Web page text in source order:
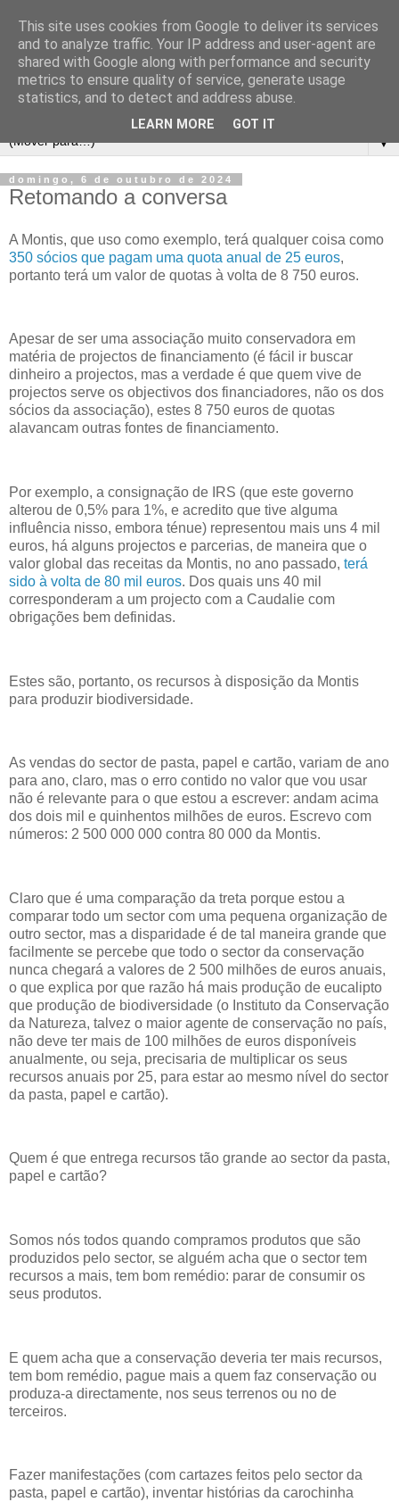
▼
domingo, 6 de outubro de 2024
Retomando a conversa
A Montis, que uso como exemplo, terá qualquer coisa como
350 sócios que pagam uma quota anual de 25 euros,
portanto terá um valor de quotas à volta de 8 750 euros.
Apesar de ser uma associação muito conservadora em
matéria de projectos de financiamento (é fácil ir buscar
dinheiro a projectos, mas a verdade é que quem vive de
projectos serve os objectivos dos financiadores, não os dos
sócios da associação), estes 8 750 euros de quotas
alavancam outras fontes de financiamento.
Por exemplo, a consignação de IRS (que este governo
alterou de 0,5% para 1%, e acredito que tive alguma
influência nisso, embora ténue) representou mais uns 4 mil
euros, há alguns projectos e parcerias, de maneira que o
valor global das receitas da Montis, no ano passado, terá
sido à volta de 80 mil euros. Dos quais uns 40 mil
corresponderam a um projecto com a Caudalie com
obrigações bem definidas.
Estes são, portanto, os recursos à disposição da Montis
para produzir biodiversidade.
As vendas do sector de pasta, papel e cartão, variam de ano
para ano, claro, mas o erro contido no valor que vou usar
não é relevante para o que estou a escrever: andam acima
dos dois mil e quinhentos milhões de euros. Escrevo com
números: 2 500 000 000 contra 80 000 da Montis.
Claro que é uma comparação da treta porque estou a
comparar todo um sector com uma pequena organização de
outro sector, mas a disparidade é de tal maneira grande que
facilmente se percebe que todo o sector da conservação
nunca chegará a valores de 2 500 milhões de euros anuais,
o que explica por que razão há mais produção de eucalipto
que produção de biodiversidade (o Instituto da Conservação
da Natureza, talvez o maior agente de conservação no país,
não deve ter mais de 100 milhões de euros disponíveis
anualmente, ou seja, precisaria de multiplicar os seus
recursos anuais por 25, para estar ao mesmo nível do sector
da pasta, papel e cartão).
Quem é que entrega recursos tão grande ao sector da pasta,
papel e cartão?
Somos nós todos quando compramos produtos que são
produzidos pelo sector, se alguém acha que o sector tem
recursos a mais, tem bom remédio: parar de consumir os
seus produtos.
E quem acha que a conservação deveria ter mais recursos,
tem bom remédio, pague mais a quem faz conservação ou
produza-a directamente, nos seus terrenos ou no de
terceiros.
Fazer manifestações (com cartazes feitos pelo sector da
pasta, papel e cartão), inventar histórias da carochinha
This site uses cookies from Google to deliver its services
and to analyze traffic. Your IP address and user-agent are
shared with Google along with performance and security
metrics to ensure quality of service, generate usage
statistics, and to detect and address abuse.
LEARN MORE GOT IT